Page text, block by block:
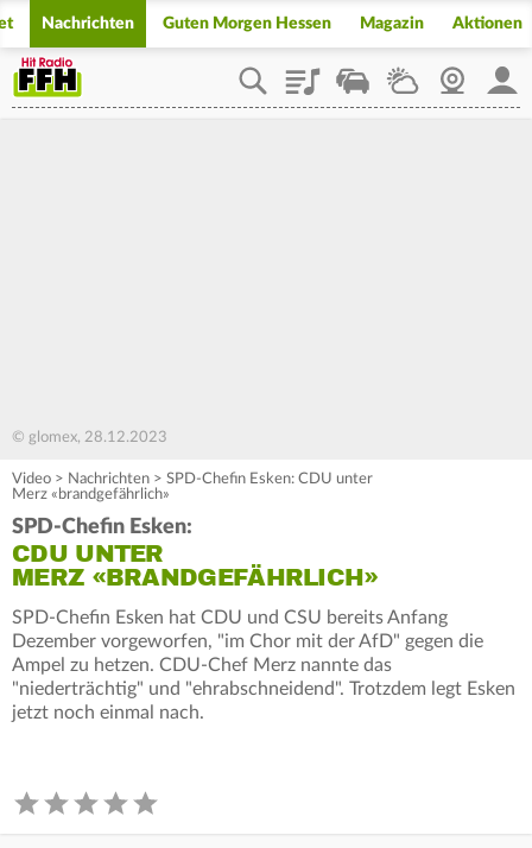
Nachrichten Guten Morgen Hessen Magazin Aktionen
PlaylistStaupilotWetterWebcam
© glomex, 28.12.2023
Video > Nachrichten > SPD-Chefin Esken: CDU unter
Merz «brandgefährlich»
SPD-Chefin Esken:
CDU UNTER
MERZ «BRANDGEFÄHRLICH»
SPD-Chefin Esken hat CDU und CSU bereits Anfang
Dezember vorgeworfen, "im Chor mit der AfD" gegen die
Ampel zu hetzen. CDU-Chef Merz nannte das
"niederträchtig" und "ehrabschneidend". Trotzdem legt Esken
jetzt noch einmal nach.